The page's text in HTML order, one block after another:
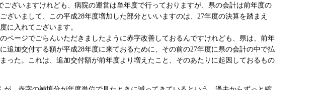
ざいますけれども、病院の運営は単年度で行っておりますが、県の会計は前年度の
ざいまして、この平成28年度増加した部分といいますのは、27年度の決算を踏まえ
に入れてございます。
ージでごらんいただきましたように赤字改善しておるんですけれども、県は、前年
追加交付する額が平成28年度に来ておるために、その前の27年度に県の会計の中で払
った。これは、追加交付額が前年度より増えたこと、そのあたりに起因しておるもの